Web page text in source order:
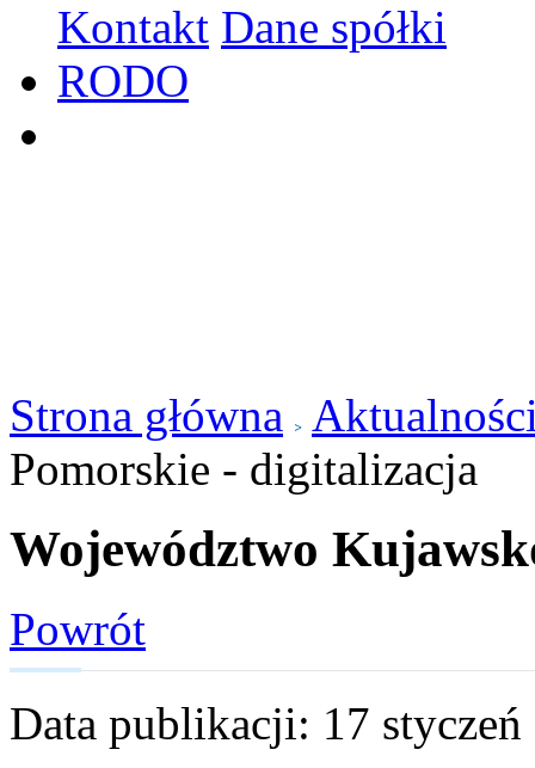
Kontakt Dane spółki
RODO
Strona główna
Pomorskie - digitalizacja
Województwo
Powrót
Data publikacji: 17 styczeń